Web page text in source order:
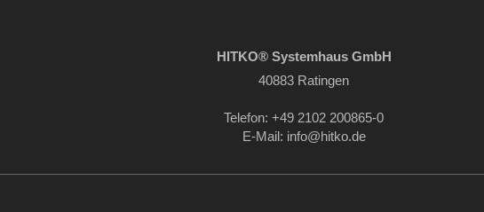
HITKO® Systemhaus GmbH
40883 Ratingen
Telefon: +49 2102 200865-0
E-Mail: info@hitko.de